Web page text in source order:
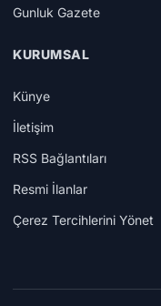
Gunluk Gazete
KURUMSAL
Künye
İletişim
RSS Bağlantıları
Resmi İlanlar
Çerez Tercihlerini Yönet